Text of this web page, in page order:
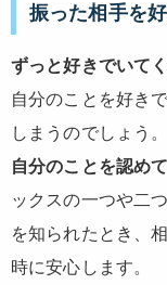
振った相手を
ずっと好きでいて
自分のことを好き
しまうのでしょう。
自分のことを認め
ックスの一つや二
を知られたとき、
時に安心します。